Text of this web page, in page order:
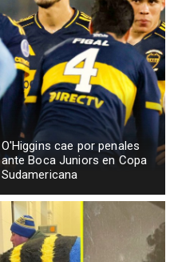
O'Higgins cae por penales
ante Boca Juniors en Copa
Sudamericana